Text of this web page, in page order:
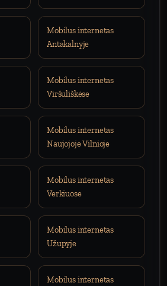
Mobilus internetas
Antakalnyje
Mobilus internetas
Viršuliškėse
Mobilus internetas
Naujojoje Vilnioje
Mobilus internetas
Verkiuose
Mobilus internetas
Užupyje
Mobilus internetas